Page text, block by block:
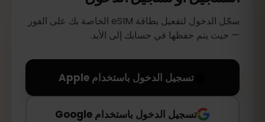
سجّل الدخول لتفعيل بطاقة eSIM الخاصة بك على الفور
— حيث يتم حفظها في حسابك إلى الأبد.
تسجيل الدخول باستخدام Apple
تسجيل الدخول باستخدام Google